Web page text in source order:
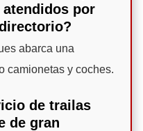
por
abarca una
camionetas y coches.
de trailas
de gran